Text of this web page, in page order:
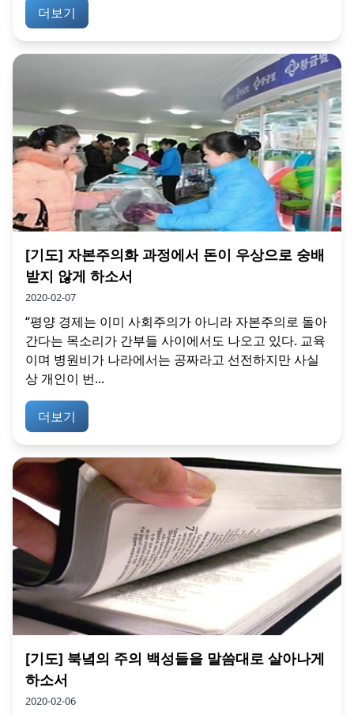
더보기
[기도] 자본주의화 과정에서 돈이 우상으로 숭배
받지 않게 하소서
2020-02-07
“평양 경제는 이미 사회주의가 아니라 자본주의로 돌아
간다는 목소리가 간부들 사이에서도 나오고 있다. 교육
이며 병원비가 나라에서는 공짜라고 선전하지만 사실
상 개인이 번...
더보기
[기도] 북녘의 주의 백성들을 말씀대로 살아나게
하소서
2020-02-06